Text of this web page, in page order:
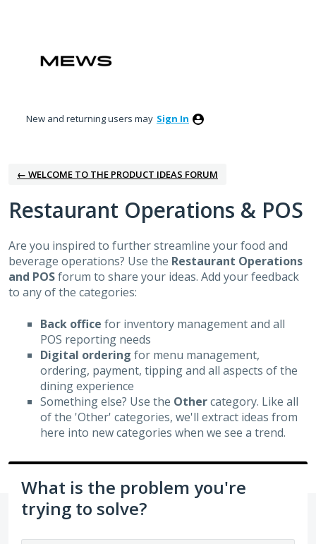
content
New and returning users may Sign In
← WELCOME TO THE PRODUCT IDEAS FORUM
Restaurant Operations & POS
Are you inspired to further streamline your food and
beverage operations? Use the Restaurant Operations
and POSforum to share your ideas. Add your feedback
to any of the categories:
Back office for inventory management and all
POS reporting needs
Digital ordering for menu management,
ordering, payment, tipping and all aspects of the
dining experience
Something else? Use the Othercategory. Like all
of the 'Other' categories, we'll extract ideas from
here into new categories when we see a trend.
What is the problem you're
trying to solve?